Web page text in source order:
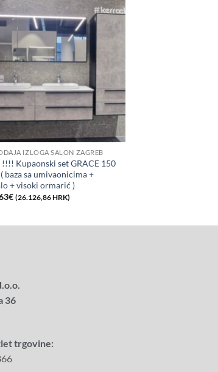
IZLOGA SALON ZAGREB
!!!! Kupaonski set GRACE 150
baza sa umivaonicima +
+ visoki ormarić )
€ (26.126,86 HRK)
36
trgovine: